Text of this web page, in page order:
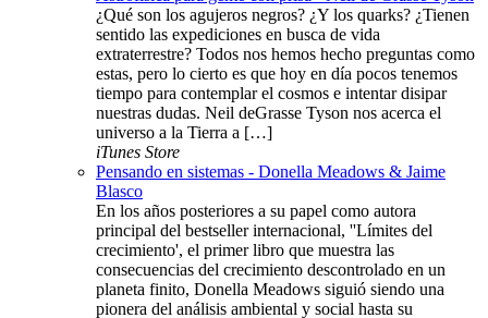
¿Qué son los agujeros negros? ¿Y los quarks? ¿Tienen
sentido las expediciones en busca de vida
extraterrestre? Todos nos hemos hecho preguntas como
estas, pero lo cierto es que hoy en día pocos tenemos
tiempo para contemplar el cosmos e intentar disipar
nuestras dudas. Neil deGrasse Tyson nos acerca el
universo a la Tierra a […]
iTunes Store
Pensando en sistemas - Donella Meadows & Jaime
Blasco
En los años posteriores a su papel como autora
principal del bestseller internacional, ''Límites del
crecimiento', el primer libro que muestra las
consecuencias del crecimiento descontrolado en un
planeta finito, Donella Meadows siguió siendo una
pionera del análisis ambiental y social hasta su